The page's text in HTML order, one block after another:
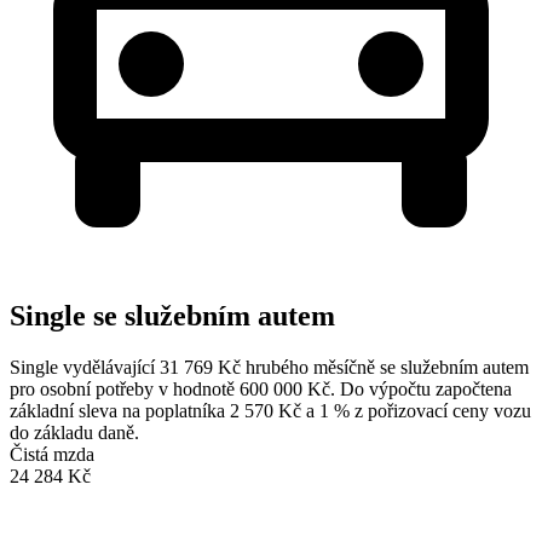
Single se služebním autem
Single vydělávající 31 769 Kč hrubého měsíčně se služebním autem
pro osobní potřeby v hodnotě 600 000 Kč. Do výpočtu započtena
základní sleva na poplatníka 2 570 Kč a 1 % z pořizovací ceny vozu
do základu daně.
Čistá mzda
24 284 Kč